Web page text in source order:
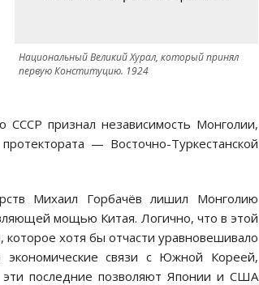
Национальный Великий Хурал, который принял
первую Конституцию. 1924
СССР признал независимость Монголии,
— Восточно-Туркестанской
Михаил Горбачёв лишил Монголию
мощью Китая. Логично, что в этой
которое хотя бы отчасти уравновешивало
экономические связи с Южной Кореей,
последние позволяют Японии и США